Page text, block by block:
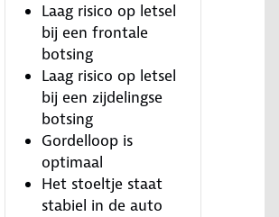
Laag risico op letsel
bij een frontale
botsing
Laag risico op letsel
bij een zijdelingse
botsing
Gordelloop is
optimaal
Het stoeltje staat
stabiel in de auto